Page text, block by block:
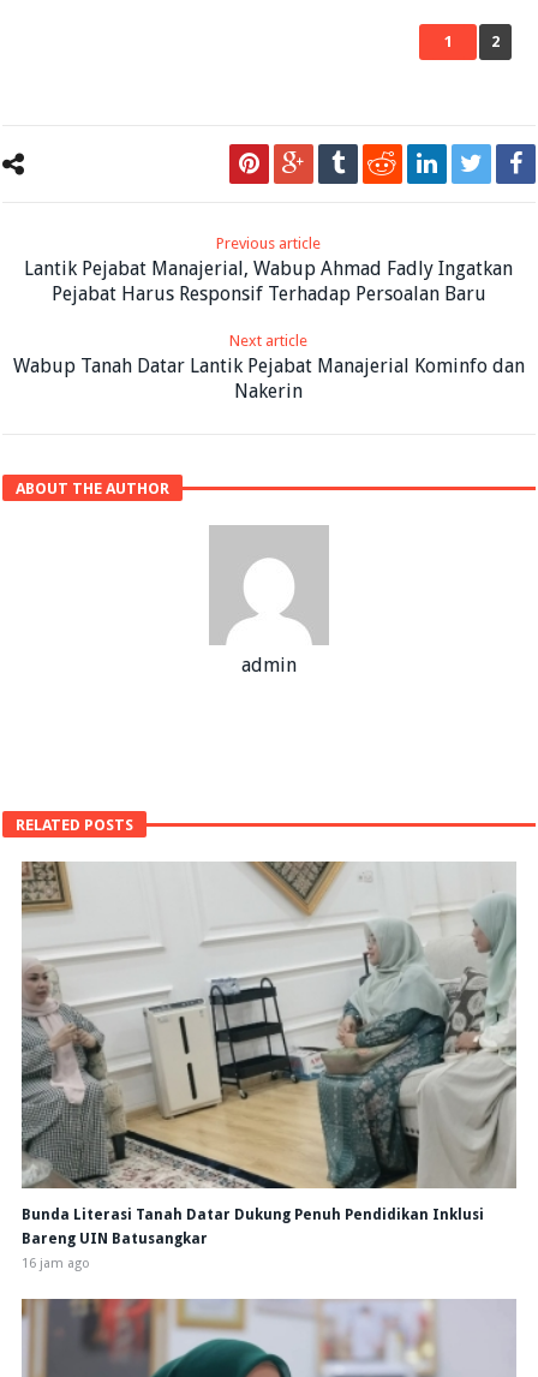
1 2
Previous article
Lantik Pejabat Manajerial, Wabup Ahmad Fadly Ingatkan
Pejabat Harus Responsif Terhadap Persoalan Baru
Next article
Wabup Tanah Datar Lantik Pejabat Manajerial Kominfo dan
Nakerin
ABOUT THE AUTHOR
admin
RELATED POSTS
Bunda Literasi Tanah Datar Dukung Penuh Pendidikan Inklusi
Bareng UIN Batusangkar
16 jam ago